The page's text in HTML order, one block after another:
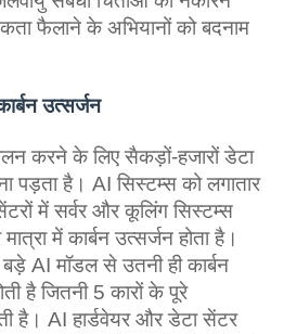
फैलाने के अभियानों को बदनाम
उत्सर्जन
करने के लिए सैकड़ों-हजारों डेटा
पड़ता है। AI सिस्टम्स को लगातार
में सर्वर और कूलिंग सिस्टम्स
में कार्बन उत्सर्जन होता है।
AI मॉडल से उतनी ही कार्बन
है जितनी 5 कारों के पूरे
है। AI हार्डवेयर और डेटा सेंटर